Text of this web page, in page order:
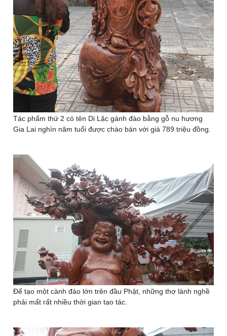
Tác phẩm thứ 2 có tên Di Lặc gánh đào bằng gỗ nu hương
Gia Lai nghìn năm tuổi được chào bán với giá 789 triệu đồng.
Để tạo một cành đào lớn trên đầu Phật, những thợ lành nghề
phải mất rất nhiều thời gian tạo tác.